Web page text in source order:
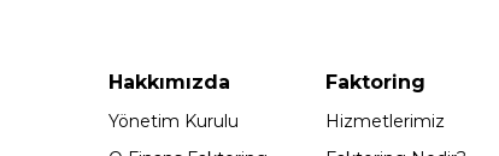
Hakkımızda
Yönetim Kurulu
Faktoring
Hizmetlerimiz